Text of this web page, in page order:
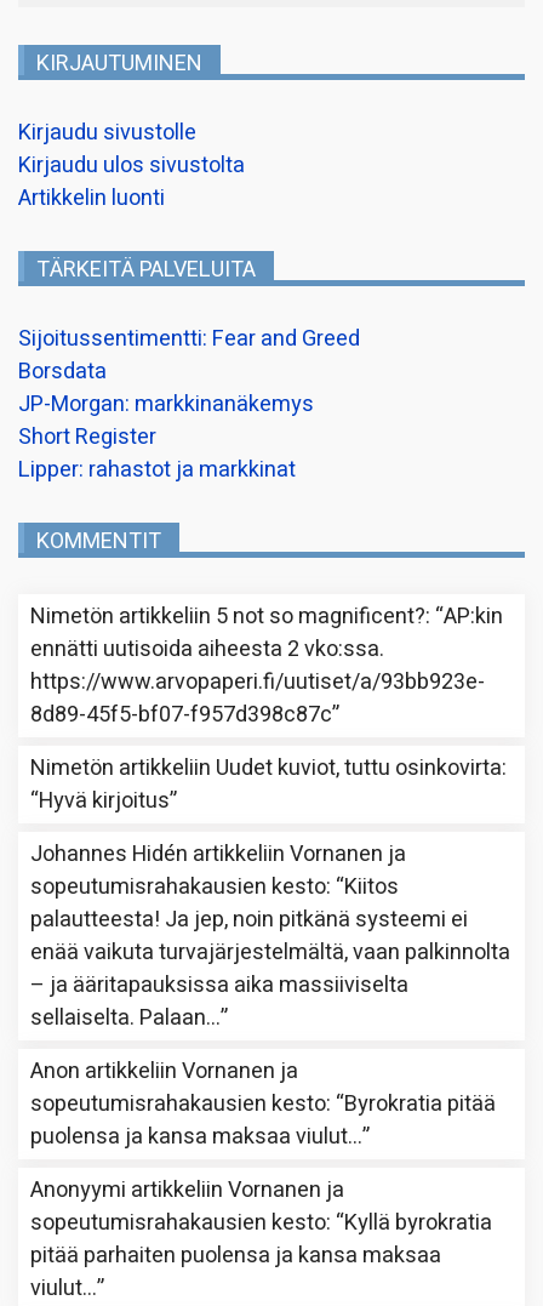
KIRJAUTUMINEN
Kirjaudu sivustolle
Kirjaudu ulos sivustolta
Artikkelin luonti
TÄRKEITÄ PALVELUITA
Sijoitussentimentti: Fear and Greed
Borsdata
JP-Morgan: markkinanäkemys
Short Register
Lipper: rahastot ja markkinat
KOMMENTIT
Nimetön artikkeliin 5 not so magnificent?: “AP:kin
ennätti uutisoida aiheesta 2 vko:ssa.
https://www.arvopaperi.fi/uutiset/a/93bb923e-
8d89-45f5-bf07-f957d398c87c”
Nimetön artikkeliin Uudet kuviot, tuttu osinkovirta:
“Hyvä kirjoitus”
Johannes Hidén artikkeliinVornanen ja
sopeutumisrahakausien kesto: “Kiitos
palautteesta! Ja jep, noin pitkänä systeemi ei
enää vaikuta turvajärjestelmältä, vaan palkinnolta
– ja ääritapauksissa aika massiiviselta
sellaiselta. Palaan…”
Anon artikkeliinVornanen ja
sopeutumisrahakausien kesto: “Byrokratia pitää
puolensa ja kansa maksaa viulut…”
Anonyymi artikkeliinVornanen ja
sopeutumisrahakausien kesto: “Kyllä byrokratia
pitää parhaiten puolensa ja kansa maksaa
viulut…”